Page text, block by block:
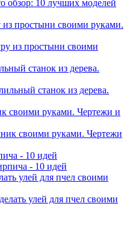
из простыни своими руками.
станок из дерева.
своими руками. Чертежи и
- 10 идей
улей для пчел своими